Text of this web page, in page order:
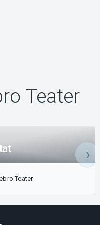
Teater
Teater